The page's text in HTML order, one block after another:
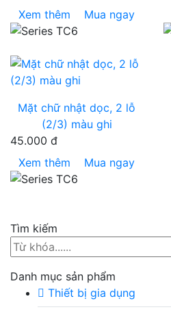
Xem thêm
Mua ngay
Mặt chữ nhật dọc, 2 lỗ
(2/3) màu ghi
45.000 đ
Xem thêm
Mua ngay
Tìm kiếm
Danh mục sản phẩm
Thiết bị gia dụng